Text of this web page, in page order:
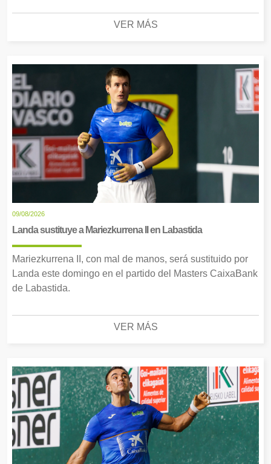
VER MÁS
09/08/2026
Landa sustituye a Mariezkurrena II en Labastida
Mariezkurrena II, con mal de manos, será sustituido por
Landa este domingo en el partido del Masters CaixaBank
de Labastida.
VER MÁS